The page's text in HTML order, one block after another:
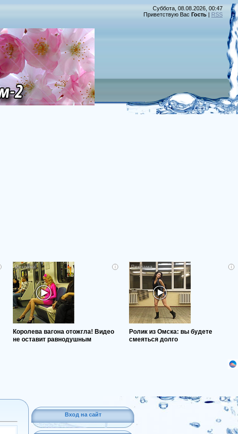
Суббота, 08.08.2026, 00:47
Приветствую Вас Гость | RSS
i
Королева вагона отожгла! Видео
не оставит равнодушным
i
Ролик из Омска: вы будете
смеяться долго
Вход на сайт